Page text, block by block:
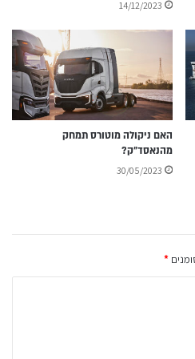
14/12/2023
האם ניקולה מוטורס תמחק
מהנאסד״ק?
30/05/2023
*